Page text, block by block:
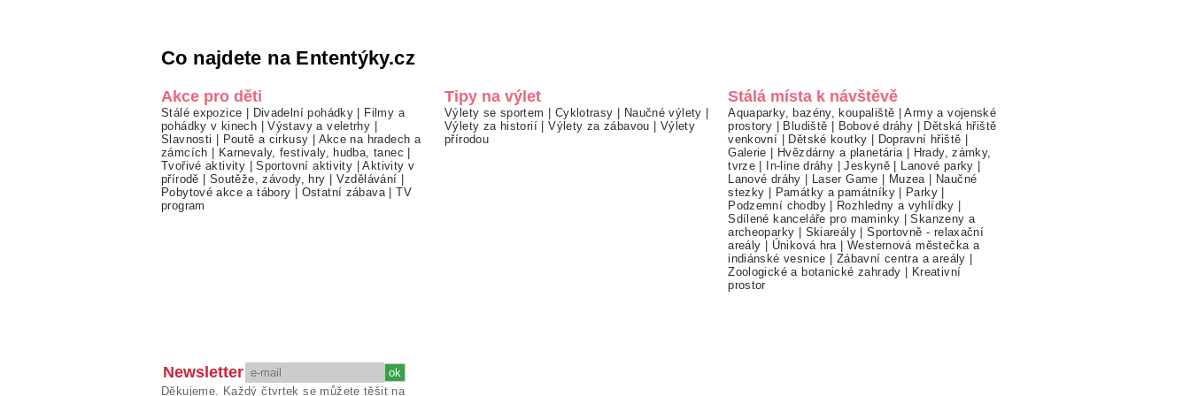
Co najdete na Ententýky.cz
Akce pro děti
Stálé expozice | Divadelní pohádky | Filmy a
pohádky v kinech |Výstavy a veletrhy |
Slavnosti | Poutě a cirkusy | Akce na hradech a
zámcích | Karnevaly, festivaly, hudba, tanec |
Tvořivé aktivity |Sportovní aktivity |Aktivity v
přírodě | Soutěže, závody, hry | Vzdělávání |
Pobytové akce a tábory | Ostatní zábava |TV
program
Tipy na výlet
Výlety se sportem | Cyklotrasy | Naučné výlety |
Výlety za historií |Výlety za zábavou | Výlety
přírodou
Stálá místa k návštěvě
Aquaparky, bazény, koupaliště |Army a vojenské
prostory | Bludiště | Bobové dráhy | Dětská hřiště
venkovní | Dětské koutky | Dopravní hřiště |
Galerie | Hvězdárny a planetária | Hrady, zámky,
tvrze | In-line dráhy |Jeskyně | Lanové parky |
Lanové dráhy | Laser Game | Muzea | Naučné
stezky | Památky a památníky| Parky |
Podzemní chodby| Rozhledny a vyhlídky |
Sdílené kanceláře pro maminky |Skanzeny a
archeoparky | Skiareály |Sportovně - relaxační
areály | Úniková hra |Westernová městečka a
indiánské vesnice | Zábavní centra a areály |
Zoologické a botanické zahrady | Kreativní
prostor
Newsletter
Děkujeme. Každý čtvrtek se můžete těšit na